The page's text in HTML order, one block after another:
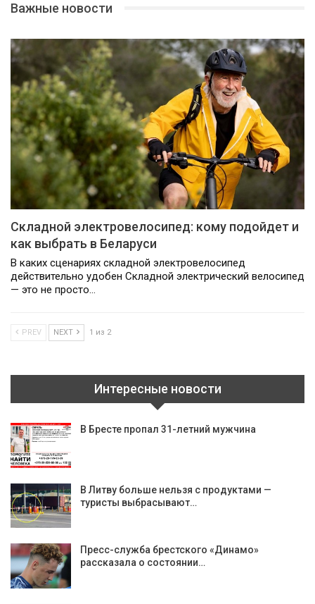
Важные новости
Складной электровелосипед: кому подойдет и
как выбрать в Беларуси
В каких сценариях складной электровелосипед
действительно удобен Складной электрический велосипед
— это не просто…
PREV NEXT 1 из 2
Интересные новости
В Бресте пропал 31-летний мужчина
В Литву больше нельзя с продуктами —
туристы выбрасывают…
Пресс-служба брестского «Динамо»
рассказала о состоянии…